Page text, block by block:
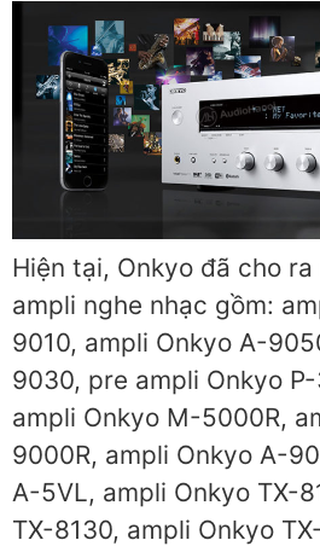
Hiện tại, Onkyo đã cho ra
ampli nghe nhạc gồm:
9010, ampli Onkyo A-
9030, pre ampli Onkyo
ampli Onkyo M-5000R,
9000R, ampli Onkyo A-
A-5VL, ampli Onkyo TX-
TX-8130, ampli Onkyo